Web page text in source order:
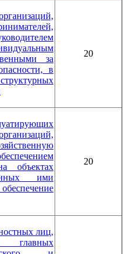
за
в
20
объектах
ими
20
лиц,
главных